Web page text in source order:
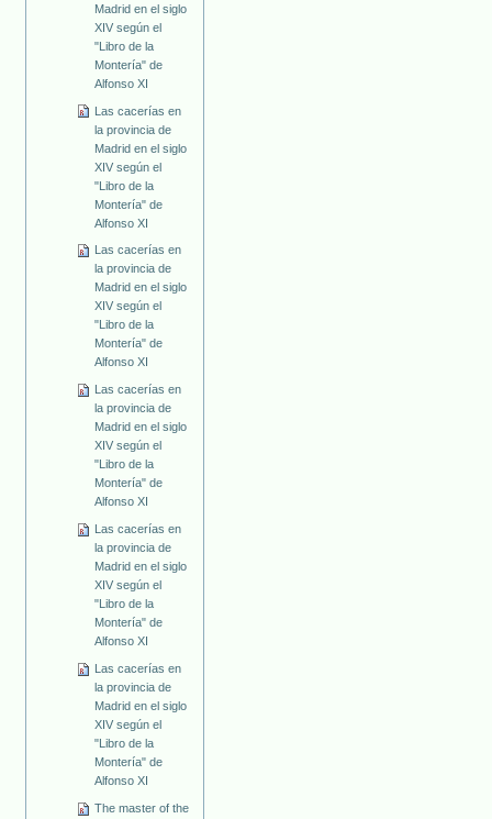
Madrid en el siglo
XIV según el
"Libro de la
Montería" de
Alfonso XI
Las cacerías en
la provincia de
Madrid en el siglo
XIV según el
"Libro de la
Montería" de
Alfonso XI
Las cacerías en
la provincia de
Madrid en el siglo
XIV según el
"Libro de la
Montería" de
Alfonso XI
Las cacerías en
la provincia de
Madrid en el siglo
XIV según el
"Libro de la
Montería" de
Alfonso XI
Las cacerías en
la provincia de
Madrid en el siglo
XIV según el
"Libro de la
Montería" de
Alfonso XI
Las cacerías en
la provincia de
Madrid en el siglo
XIV según el
"Libro de la
Montería" de
Alfonso XI
The master of the